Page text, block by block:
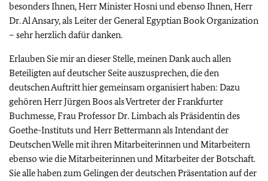
besonders Ihnen, Herr Minister Hosni und ebenso Ihnen, Herr
Dr. Al Ansary, als Leiter der General Egyptian Book Organization
– sehr herzlich dafür danken.
Erlauben Sie mir an dieser Stelle, meinen Dank auch allen
Beteiligten auf deutscher Seite auszusprechen, die den
deutschen Auftritt hier gemeinsam organisiert haben: Dazu
gehören Herr Jürgen Boos als Vertreter der Frankfurter
Buchmesse, Frau Professor Dr. Limbach als Präsidentin des
Goethe-Instituts und Herr Bettermann als Intendant der
Deutschen Welle mit ihren Mitarbeiterinnen und Mitarbeitern
ebenso wie die Mitarbeiterinnen und Mitarbeiter der Botschaft.
Sie alle haben zum Gelingen der deutschen Präsentation auf der